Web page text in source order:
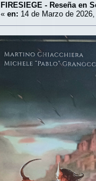
FIRESIEGE - Reseña en
« en: 14 de Marzo de